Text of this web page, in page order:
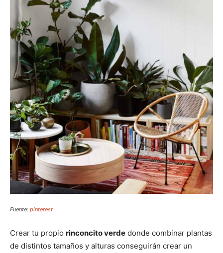
Fuente: pinterest
Crear tu propio rinconcito verde donde combinar plantas
de distintos tamaños y alturas conseguirán crear un